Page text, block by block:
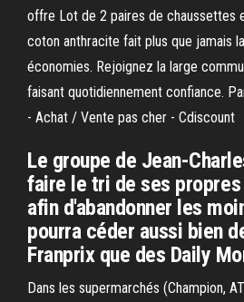
offre Lot de 2 paires de chaussettes
coton anthracite fait plus que jamais
économies. Rejoignez la large
faisant quotidiennement confiance.
- Achat / Vente pas cher - Cdiscount
Le groupe de Jean-
faire le tri de ses
afin d'abandonner les
pourra céder aussi bien
Franprix que des Daily
Dans les supermarchés (Champion,